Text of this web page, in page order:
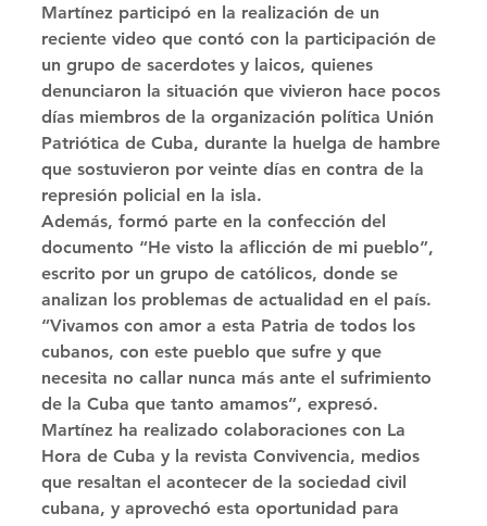
Martínez participó en la realización de un
reciente video que contó con la participación de
un grupo de sacerdotes y laicos, quienes
denunciaron la situación que vivieron hace pocos
días miembros de la organización política Unión
Patriótica de Cuba, durante la huelga de hambre
que sostuvieron por veinte días en contra de la
represión policial en la isla.
Además, formó parte en la confección del
documento “He visto la aflicción de mi pueblo”,
escrito por un grupo de católicos, donde se
analizan los problemas de actualidad en el país.
“Vivamos con amor a esta Patria de todos los
cubanos, con este pueblo que sufre y que
necesita no callar nunca más ante el sufrimiento
de la Cuba que tanto amamos”, expresó.
Martínez ha realizado colaboraciones con La
Hora de Cuba y la revista Convivencia, medios
que resaltan el acontecer de la sociedad civil
cubana, y aprovechó esta oportunidad para